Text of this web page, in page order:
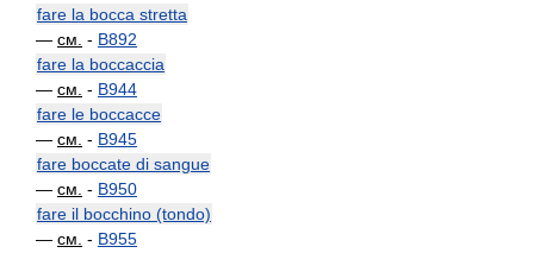
fare la bocca stretta
— см. - B892
fare la boccaccia
— см. - B944
fare le boccacce
— см. - B945
fare boccate di sangue
— см. - B950
fare il bocchino (tondo)
— см. - B955